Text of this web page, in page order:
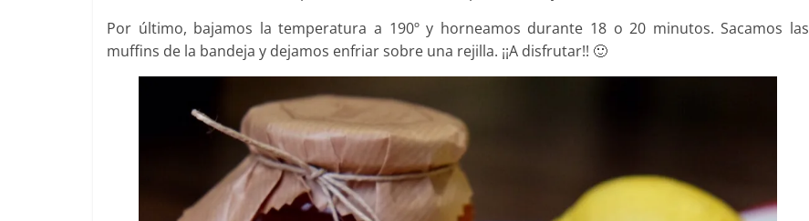
Por último, bajamos la temperatura a 190º y horneamos durante 18 o 20 minutos. Sacamos las
muffins de la bandeja y dejamos enfriar sobre una rejilla. ¡¡A disfrutar!! 🙂